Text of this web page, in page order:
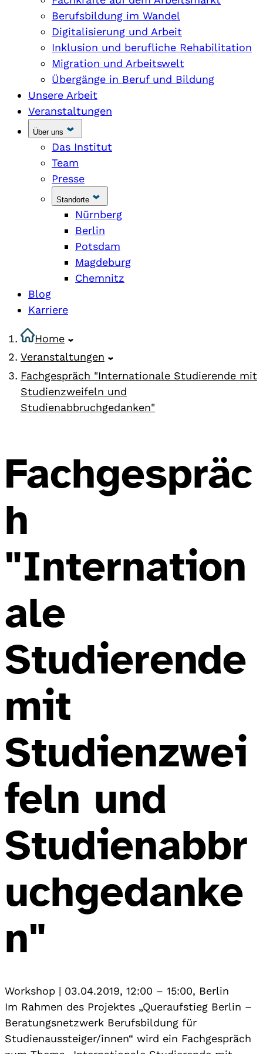
Berufsbildung im Wandel
Digitalisierung und Arbeit
Inklusion und berufliche Rehabilitation
Migration und Arbeitswelt
Übergänge in Beruf und Bildung
Unsere Arbeit
Veranstaltungen
Über uns
Das Institut
Team
Presse
Standorte
Nürnberg
Berlin
Potsdam
Magdeburg
Chemnitz
Blog
Karriere
Home
Veranstaltungen
Fachgespräch "Internationale Studierende mit
Studienzweifeln und
Studienabbruchgedanken"
Fachgespräc
h
"Internation
ale
Studierende
mit
Studienzwei
feln und
Studienabbr
uchgedanke
n"
Workshop | 03.04.2019, 12:00 – 15:00, Berlin
Im Rahmen des Projektes „Queraufstieg Berlin –
Beratungsnetzwerk Berufsbildung für
Studienaussteiger/innen“ wird ein Fachgespräch